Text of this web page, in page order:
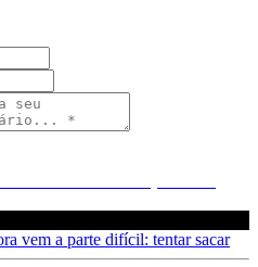
vem a parte difícil: tentar sacar